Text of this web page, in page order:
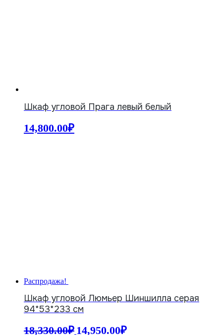
Шкаф угловой Прага левый белый
14,800.00₽
Распродажа!
Шкаф угловой Люмьер Шиншилла серая
94*53*233 см
18,330.00₽ Первоначальная
14,950.00₽Текущая